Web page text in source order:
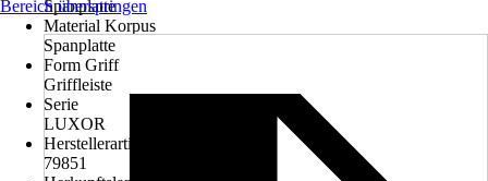
Spanplatte
Material Korpus
Spanplatte
Form Griff
Griffleiste
Serie
LUXOR
Herstellerartikelnummer
79851
Bereich überspringen